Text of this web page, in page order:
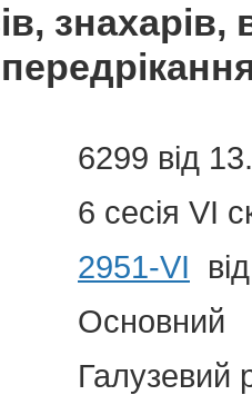
6299 від
6 сесія VI
2951-VI
Основний
Галузевий